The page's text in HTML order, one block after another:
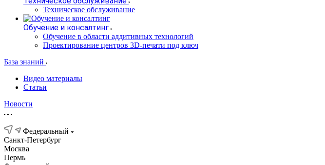
Техническое обслуживание
Обучение и консалтинг
Обучение в области аддитивных технологий
Проектирование центров 3D-печати под ключ
База знаний
Видео материалы
Статьи
Новости
Федеральный
Санкт-Петербург
Москва
Пермь